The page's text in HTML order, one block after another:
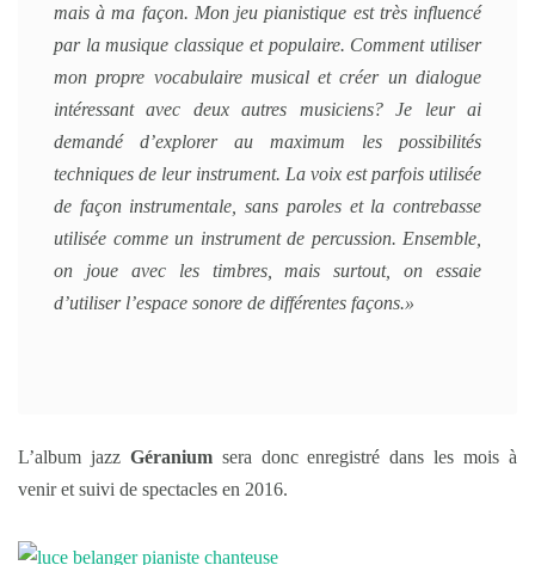
mais à ma façon. Mon jeu pianistique est très influencé
par la musique classique et populaire. Comment utiliser
mon propre vocabulaire musical et créer un dialogue
intéressant avec deux autres musiciens? Je leur ai
demandé d’explorer au maximum les possibilités
techniques de leur instrument. La voix est parfois utilisée
de façon instrumentale, sans paroles et la contrebasse
utilisée comme un instrument de percussion. Ensemble,
on joue avec les timbres, mais surtout, on essaie
d’utiliser l’espace sonore de différentes façons.»
L’album jazz Géraniumsera donc enregistré dans les mois à
venir et suivi de spectacles en 2016.